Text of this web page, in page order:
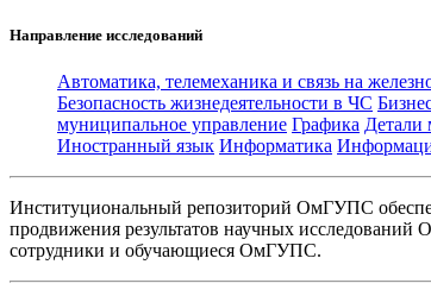
Направление исследований
Автоматика, телемеханика и связь на
Безопасность жизнедеятельности в ЧС
муниципальное управление Графика Детали
Иностранный язык Информатика
Институциональный репозиторий ОмГУПС
продвижения результатов научных
сотрудники и обучающиеся ОмГУПС.